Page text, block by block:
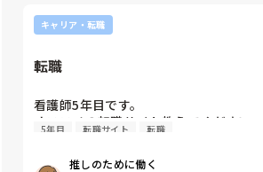
キャリア・転職
転職
看護師5年目です。
オススメの転職サイト教えてください⭐️
5年目 転職サイト 転職
推しのために働く